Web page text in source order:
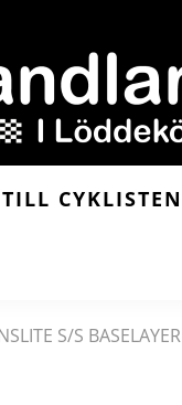
TILL CYKLISTEN
S/S BASELAYER